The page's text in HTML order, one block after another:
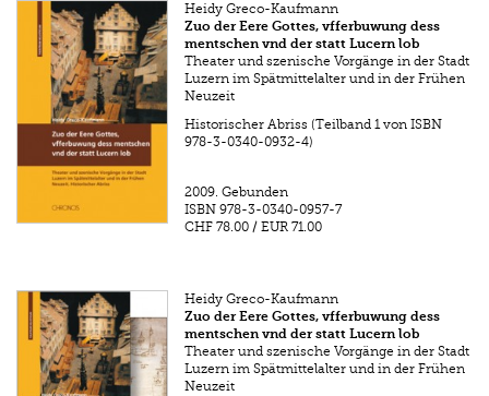
Heidy Greco-Kaufmann
Zuo der Eere Gottes, vfferbuwung dess
mentschen vnd der statt Lucern lob
Theater und szenische Vorgänge in der Stadt
Luzern im Spätmittelalter und in der Frühen
Neuzeit
Historischer Abriss (Teilband 1 von ISBN
978-3-0340-0932-4)
2009. Gebunden
ISBN 978-3-0340-0957-7
CHF 78.00 /EUR 71.00
Heidy Greco-Kaufmann
Zuo der Eere Gottes, vfferbuwung dess
mentschen vnd der statt Lucern lob
Theater und szenische Vorgänge in der Stadt
Luzern im Spätmittelalter und in der Frühen
Neuzeit